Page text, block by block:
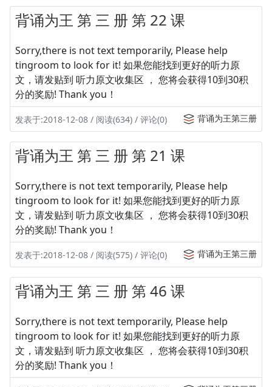
背诵为王 第 三 册 第 22 课
Sorry,there is not text temporarily, Please help
tingroom to look for it! 如果您能找到更好的听力原
文，请发贴到 听力原文收集区 ， 您将会获得10到30积
分的奖励! Thank you！
发表于:2018-12-08 / 阅读(634) / 评论(0) 背诵为王第三册
背诵为王 第 三 册 第 21 课
Sorry,there is not text temporarily, Please help
tingroom to look for it! 如果您能找到更好的听力原
文，请发贴到 听力原文收集区 ， 您将会获得10到30积
分的奖励! Thank you！
发表于:2018-12-08 / 阅读(575) / 评论(0) 背诵为王第三册
背诵为王 第 三 册 第 46 课
Sorry,there is not text temporarily, Please help
tingroom to look for it! 如果您能找到更好的听力原
文，请发贴到 听力原文收集区 ， 您将会获得10到30积
分的奖励! Thank you！